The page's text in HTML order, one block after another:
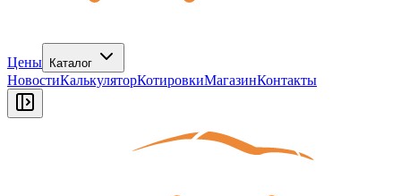
Цены Каталог
НовостиКалькуляторКотировкиМагазинКонтакты